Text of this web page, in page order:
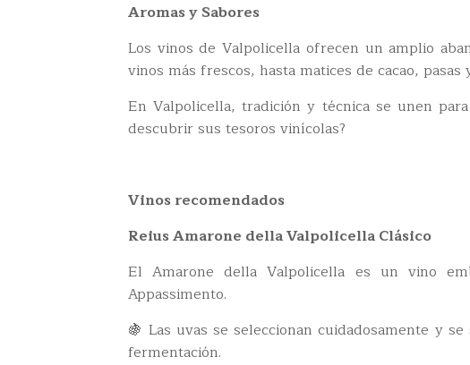
Aromas y Sabores
Los vinos de Valpolicella ofrecen un amplio
vinos más frescos, hasta matices de cacao,
En Valpolicella, tradición y técnica se unen
descubrir sus tesoros vinícolas?
Vinos recomendados
Reius Amarone della Valpolicella Clásico
El Amarone della Valpolicella es un vino
Appassimento.
🍇 Las uvas se seleccionan cuidadosamente y
fermentación.